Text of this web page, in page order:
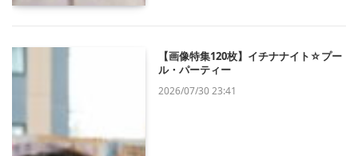
【画像特集120枚】イチナナイト☆プー
ル・パーティー
2026/07/30 23:41